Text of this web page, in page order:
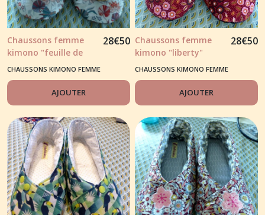
Chaussons femme
kimono "feuille de
nénuphars" tons
28€50
CHAUSSONS KIMONO FEMME
AJOUTER
Chaussons femme
kimono "liberty"
rouge/rose
28€50
CHAUSSONS KIMONO FEMME
AJOUTER